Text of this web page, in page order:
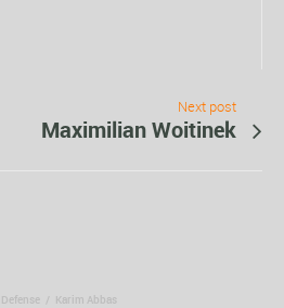
Next post
Maximilian Woitinek
Defense / Karim Abbas